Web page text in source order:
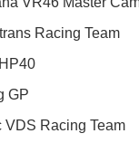
Racing Team
GP
VDS Racing Team